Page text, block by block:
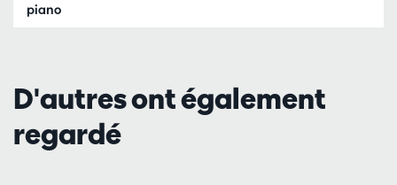
piano
D'autres ont également
regardé